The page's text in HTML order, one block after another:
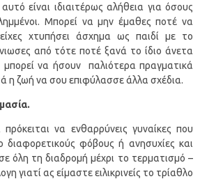
αυτό είναι ιδιαιτέρως αλήθεια για όσους
Μπορεί να μην έμαθες ποτέ να
χτυπήσει άσχημα ως παιδί με το
από τότε ποτέ ξανά το ίδιο άνετα
να ήσουν παλιότερα πραγματικά
η ζωή να σου επιφύλασσε άλλα σχέδια.
να ενθαρρύνεις γυναίκες που
διαφορετικούς φόβους ή ανησυχίες και
όλη τη διαδρομή μέχρι το τερματισμό –
γιατί ας είμαστε ειλικρινείς το τρίαθλο